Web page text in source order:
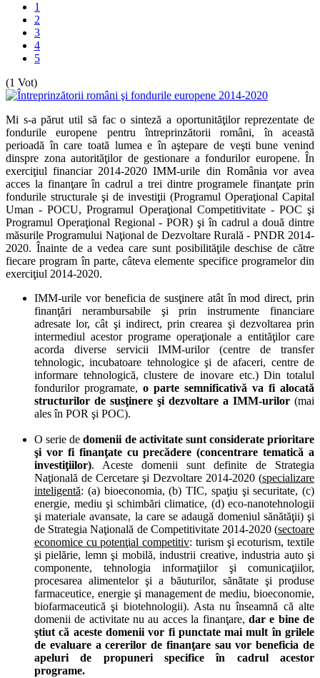
1
2
3
4
5
(1 Vot)
Mi s-a părut util să fac o sinteză a oportunităţilor reprezentate de
fondurile europene pentru întreprinzătorii români, în această
perioadă în care toată lumea e în aştepare de veşti bune venind
dinspre zona autorităţilor de gestionare a fondurilor europene. În
exerciţiul financiar 2014-2020 IMM-urile din România vor avea
acces la finanţare în cadrul a trei dintre programele finanţate prin
fondurile structurale şi de investiţii (Programul Operaţional Capital
Uman - POCU, Programul Operaţional Competitivitate - POC şi
Programul Operaţional Regional - POR) şi în cadrul a două dintre
măsurile Programului Naţional de Dezvoltare Rurală - PNDR 2014-
2020. Înainte de a vedea care sunt posibilităţile deschise de către
fiecare program în parte, câteva elemente specifice programelor din
exerciţiul 2014-2020.
IMM-urile vor beneficia de susţinere atât în mod direct, prin
finanţări nerambursabile şi prin instrumente financiare
adresate lor, cât şi indirect, prin crearea şi dezvoltarea prin
intermediul acestor programe operaţionale a entităţilor care
acorda diverse servicii IMM-urilor (centre de transfer
tehnologic, incubatoare tehnologice şi de afaceri, centre de
informare tehnologică, clustere de inovare etc.) Din totalul
fondurilor programate, o parte semnificativă va fi alocată
structurilor de susţinere şi dezvoltare a IMM-urilor (mai
ales în POR şi POC).
O serie dedomenii de activitate sunt considerate prioritare
şi vor fi finanţate cu precădere (concentrare tematică a
investiţiilor). Aceste domenii sunt definite de Strategia
Naţională de Cercetare şi Dezvoltare 2014-2020 (specializare
inteligentă: (a) bioeconomia, (b) TIC, spaţiu şi securitate, (c)
energie, mediu şi schimbări climatice, (d) eco-nanotehnologii
şi materiale avansate, la care se adaugă domeniul sănătăţii) şi
de Strategia Naţională de Competitivitate 2014-2020 (sectoare
economice cu potenţial competitiv: turism şi ecoturism, textile
şi pielărie, lemn şi mobilă, industrii creative, industria auto şi
componente, tehnologia informaţiilor şi comunicaţiilor,
procesarea alimentelor şi a băuturilor, sănătate şi produse
farmaceutice, energie şi management de mediu, bioeconomie,
biofarmaceutică şi biotehnologii). Asta nu înseamnă că alte
domenii de activitate nu au acces la finanţare, dar e bine de
ştiut că aceste domenii vor fi punctate mai mult în grilele
de evaluare a cererilor de finanţare sau vor beneficia de
apeluri de propuneri specifice în cadrul acestor
programe.